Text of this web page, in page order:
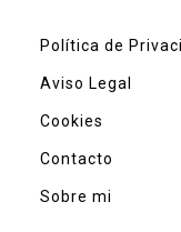
Política de
Aviso Legal
Cookies
Contacto
Sobre mi